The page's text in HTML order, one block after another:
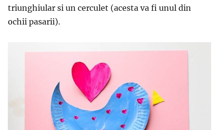
triunghiular si un cerculet (acesta va fi unul din
ochii pasarii).